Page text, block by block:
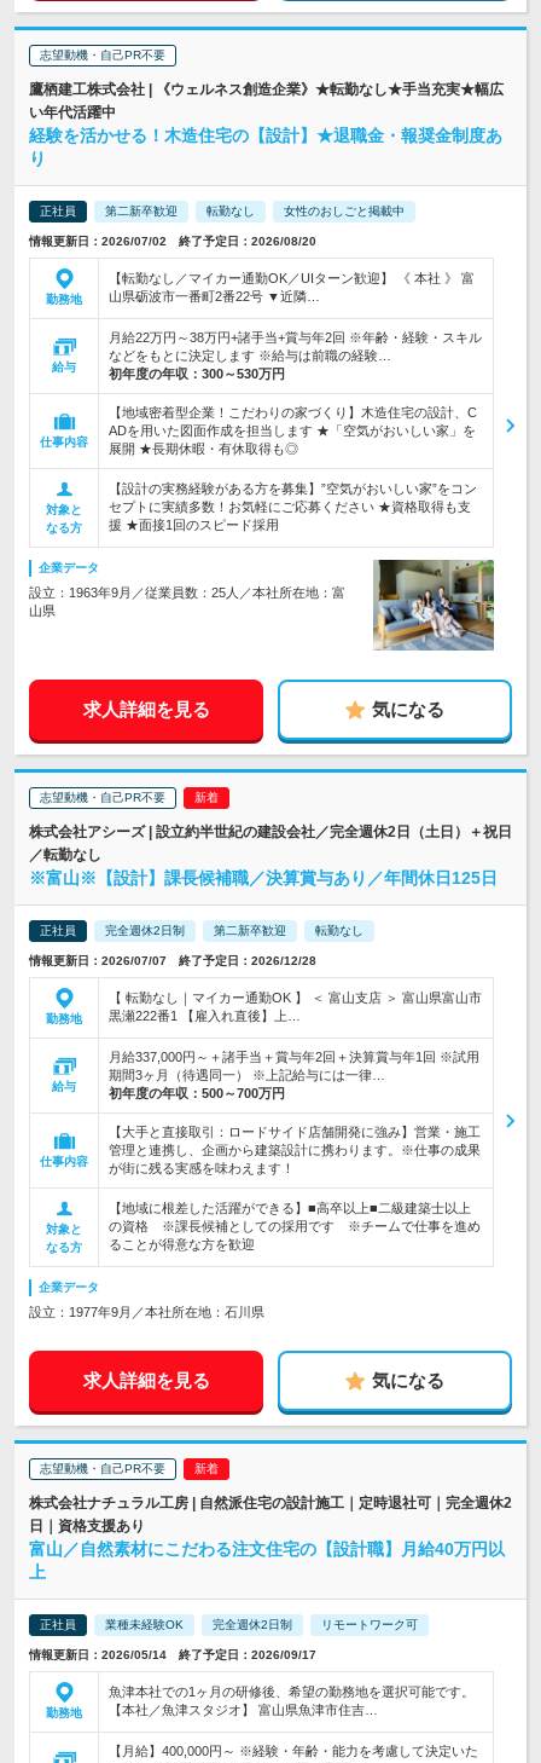
志望動機・自己PR不要
鷹栖建工株式会社 | 《ウェルネス創造企業》★転勤なし★手当充実★幅広
い年代活躍中
経験を活かせる！木造住宅の【設計】★退職金・報奨金制度あ
り
正社員 第二新卒歓迎 転勤なし 女性のおしごと掲載中
情報更新日：2026/07/02 終了予定日：2026/08/20
勤務地
【転勤なし／マイカー通勤OK／UIターン歓迎】 《 本社 》 富
山県砺波市一番町2番22号 ▼近隣…
給与
月給22万円～38万円+諸手当+賞与年2回 ※年齢・経験・スキル
などをもとに決定します ※給与は前職の経験…
初年度の年収： 300～530万円
仕事内容
【地域密着型企業！こだわりの家づくり】木造住宅の設計、C
ADを用いた図面作成を担当します ★「空気がおいしい家」を
展開 ★長期休暇・有休取得も◎
対象と
なる方
【設計の実務経験がある方を募集】”空気がおいしい家”をコン
セプトに実績多数！お気軽にご応募ください ★資格取得も支
援 ★面接1回のスピード採用
企業データ
設立：1963年9月／従業員数：25人／本社所在地：富
山県
求人詳細を見る 気になる
志望動機・自己PR不要
株式会社アシーズ | 設立約半世紀の建設会社／完全週休2日（土日）＋祝日
／転勤なし
※富山※【設計】課長候補職／決算賞与あり／年間休日125日
正社員 完全週休2日制 第二新卒歓迎 転勤なし
情報更新日：2026/07/07 終了予定日：2026/12/28
勤務地
【 転勤なし｜マイカー通勤OK 】 ＜ 富山支店 ＞ 富山県富山市
黒瀬222番1 【雇入れ直後】上…
給与
月給337,000円～＋諸手当＋賞与年2回＋決算賞与年1回 ※試用
期間3ヶ月（待遇同一） ※上記給与には一律…
初年度の年収： 500～700万円
仕事内容
【大手と直接取引：ロードサイド店舗開発に強み】営業・施工
管理と連携し、企画から建築設計に携わります。※仕事の成果
が街に残る実感を味わえます！
対象と
なる方
【地域に根差した活躍ができる】■高卒以上■二級建築士以上
の資格 ※課長候補としての採用です ※チームで仕事を進め
ることが得意な方を歓迎
企業データ
設立：1977年9月／本社所在地：石川県
求人詳細を見る 気になる
志望動機・自己PR不要
株式会社ナチュラル工房 | 自然派住宅の設計施工｜定時退社可｜完全週休2
日｜資格支援あり
富山／自然素材にこだわる注文住宅の【設計職】月給40万円以
上
正社員 業種未経験OK 完全週休2日制 リモートワーク可
情報更新日：2026/05/14 終了予定日：2026/09/17
勤務地
魚津本社での1ヶ月の研修後、希望の勤務地を選択可能です。
【本社／魚津スタジオ】 富山県魚津市住吉…
【月給】400,000円～ ※経験・年齢・能力を考慮して決定いた